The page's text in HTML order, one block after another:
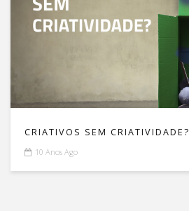
CRIATIVOS SEM CRIATIVIDADE?
10 Anos Ago